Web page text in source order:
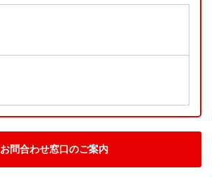
お問合わせ窓口のご案内